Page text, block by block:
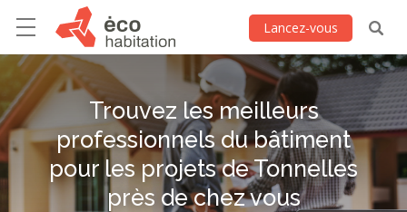
Lancez-vous
Trouvez les meilleurs
professionnels du bâtiment
pour les projets de Tonnelles
près de chez vous